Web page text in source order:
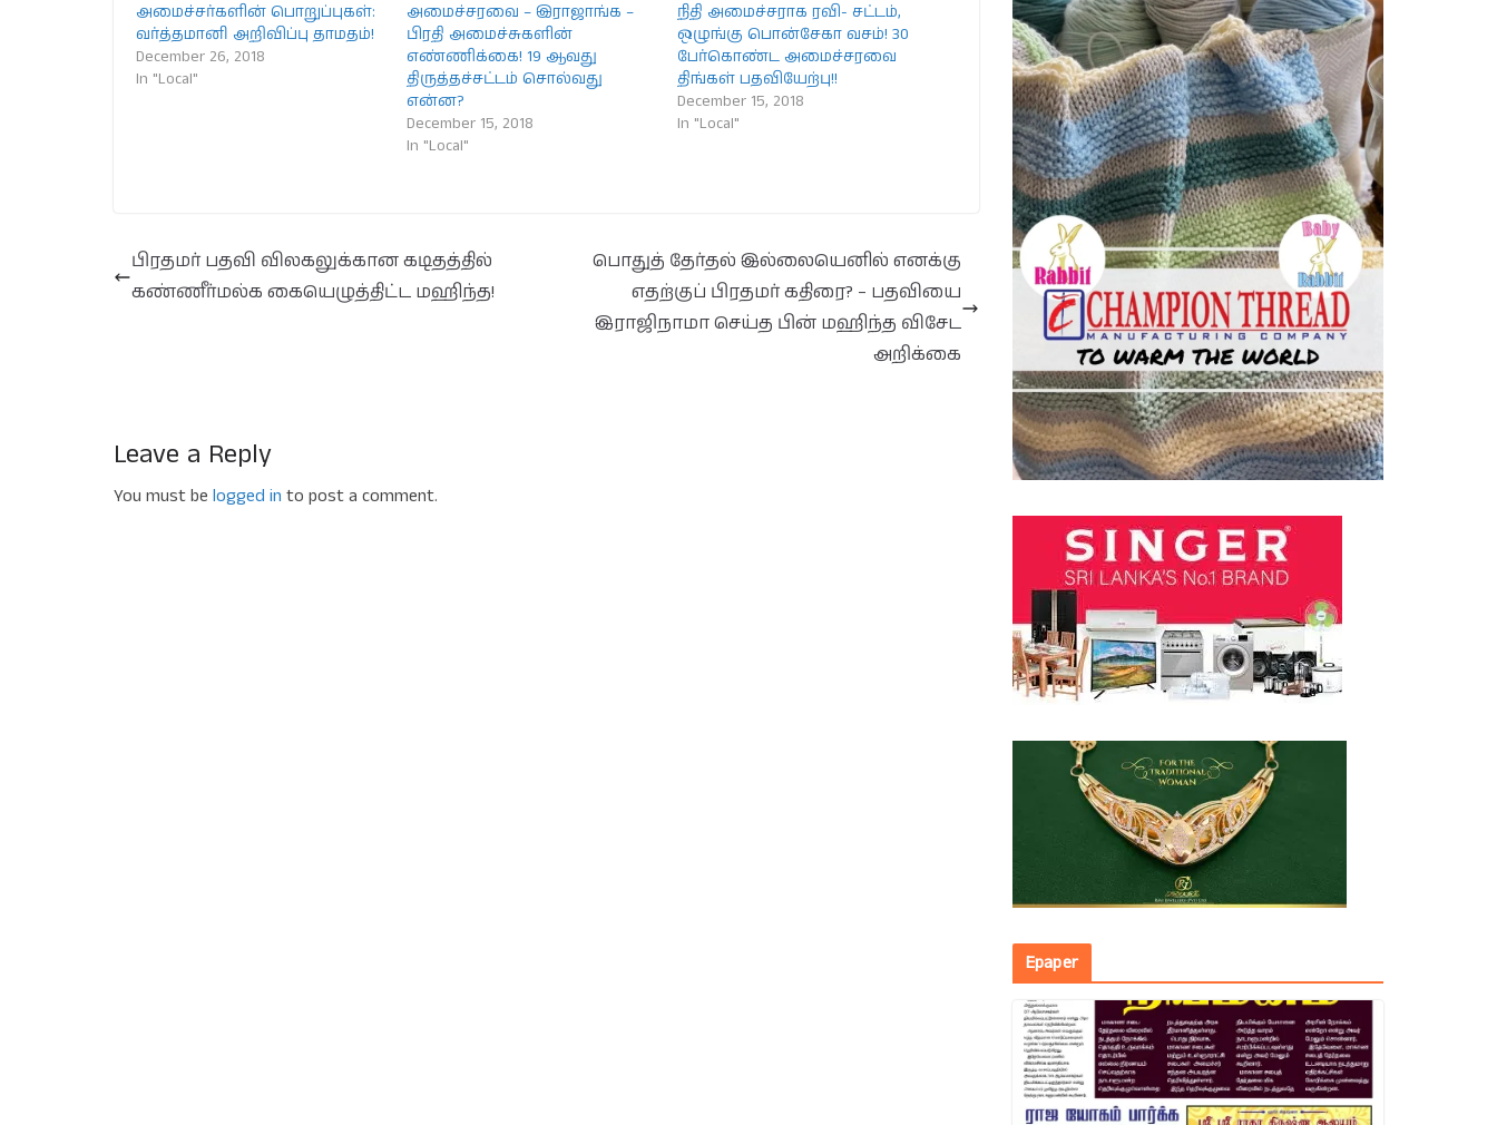
அமைச்சர்களின் பொறுப்புகள்:
வர்த்தமானி அறிவிப்பு தாமதம்!
December 26, 2018
In "Local"
அமைச்சரவை – இராஜாங்க –
பிரதி அமைச்சுகளின்
எண்ணிக்கை! 19 ஆவது
திருத்தச்சட்டம் சொல்வது
என்ன?
December 15, 2018
In "Local"
நிதி அமைச்சராக ரவி- சட்டம்,
ஒழுங்கு பொன்சேகா வசம்! 30
பேர்கொண்ட அமைச்சரவை
திங்கள் பதவியேற்பு!!
December 15, 2018
In "Local"
பிரதமர் பதவி விலகலுக்கான கடிதத்தில்
கண்ணீர்மல்க கையெழுத்திட்ட மஹிந்த!
பொதுத் தேர்தல் இல்லையெனில் எனக்கு
எதற்குப் பிரதமர் கதிரை? – பதவியை
இராஜிநாமா செய்த பின் மஹிந்த விசேட
அறிக்கை
Leave a Reply
You must be logged in to post a comment.
Epaper